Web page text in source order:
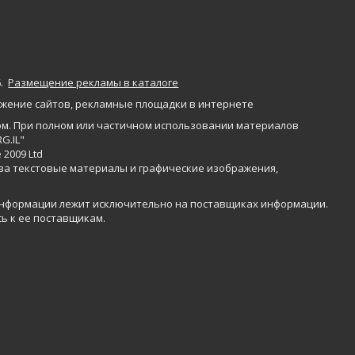
.Размещение рекламы в каталоге
сайтов,рекламные площадки в интернете
При полном или частичном использовании материалов
Ltd
текстовые материалы и графические изображения,
лежит исключительно на поставщиках информации.
к ее поставщикам.